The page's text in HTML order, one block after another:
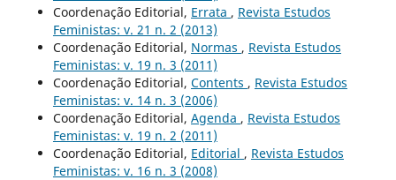
Coordenação Editorial, Errata , Revista Estudos
Feministas: v. 21 n. 2 (2013)
Coordenação Editorial, Normas , Revista Estudos
Feministas: v. 19 n. 3 (2011)
Coordenação Editorial, Contents , Revista Estudos
Feministas: v. 14 n. 3 (2006)
Coordenação Editorial, Agenda , Revista Estudos
Feministas: v. 19 n. 2 (2011)
Coordenação Editorial, Editorial , Revista Estudos
Feministas: v. 16 n. 3 (2008)